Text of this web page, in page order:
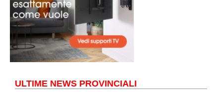
ULTIME NEWS PROVINCIALI